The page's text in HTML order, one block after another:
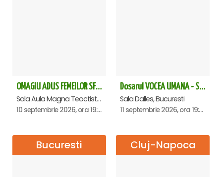
OMAGIU ADUS FEMEILOR SFINTE - Ana Nuță
Sala Aula Magna Teoctist Patriarhul, Palatul Patriarhiei, Bucuresti
10 septembrie 2026, ora 19:00
Dosarul VOCEA UMANA - Sala Dalles
Sala Dalles, Bucuresti
11 septembrie 2026, ora 19:30
Bucuresti Cluj-Napoca